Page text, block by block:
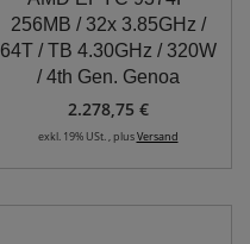
256MB / 32x 3.85GHz /
64T / TB 4.30GHz / 320W
/ 4th Gen. Genoa
2.278,75 €
exkl. 19% USt. , plusVersand